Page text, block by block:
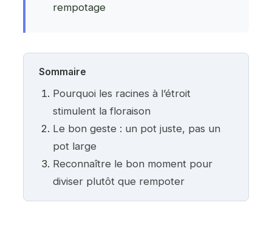
rempotage
Sommaire
Pourquoi les racines à l’étroit
stimulent la floraison
Le bon geste : un pot juste, pas un
pot large
Reconnaître le bon moment pour
diviser plutôt que rempoter